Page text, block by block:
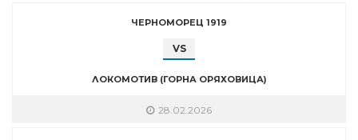
ЧЕРНОМОРЕЦ 1919
VS
ЛОКОМОТИВ (ГОРНА ОРЯХОВИЦА)
28.02.2026